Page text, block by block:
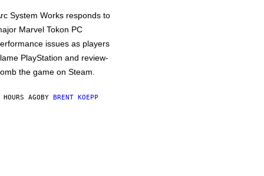
System Works responds to
Marvel Tokon PC
issues as players
PlayStation and review-
the game on Steam.
AGOBY BRENT KOEPP